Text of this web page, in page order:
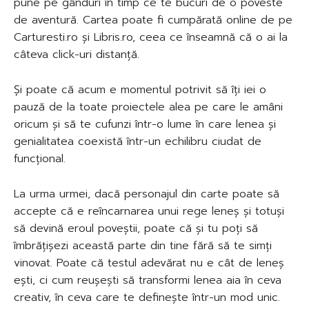
de aventură. Cartea poate fi cumpărată online de pe
Carturesti.ro și Libris.ro, ceea ce înseamnă că o ai la
câteva click-uri distanță.
Și poate că acum e momentul potrivit să îți iei o
pauză de la toate proiectele alea pe care le amâni
oricum și să te cufunzi într-o lume în care lenea și
genialitatea coexistă într-un echilibru ciudat de
funcțional.
La urma urmei, dacă personajul din carte poate să
accepte că e reîncarnarea unui rege leneș și totuși
să devină eroul poveștii, poate că și tu poți să
îmbrățișezi această parte din tine fără să te simți
vinovat. Poate că testul adevărat nu e cât de leneș
ești, ci cum reușești să transformi lenea aia în ceva
creativ, în ceva care te definește într-un mod unic.